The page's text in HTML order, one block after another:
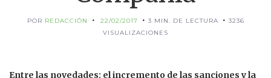
POR REDACCIÓN 22/02/2017 3 MIN. DE LECTURA
3236
VISUALIZACIONES
Entre las novedades: el incremento de las sanciones y la